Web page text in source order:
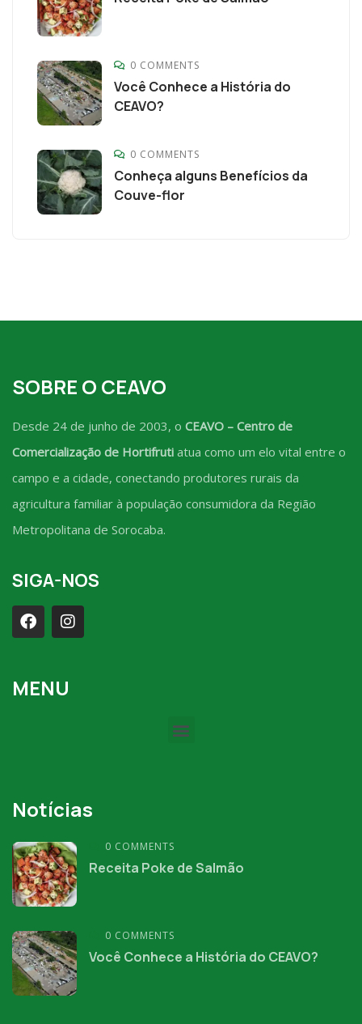
0 COMMENTS
Você Conhece a História do
CEAVO?
0 COMMENTS
Conheça alguns Benefícios da
Couve-flor
SOBRE O CEAVO
Desde 24 de junho de 2003, o CEAVO – Centro de
Comercialização de Hortifruti atua como um elo vital entre o
campo e a cidade, conectando produtores rurais da
agricultura familiar à população consumidora da Região
Metropolitana de Sorocaba.
SIGA-NOS
MENU
Notícias
0 COMMENTS
Receita Poke de Salmão
0 COMMENTS
Você Conhece a História do CEAVO?